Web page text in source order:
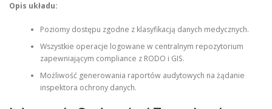
Opis układu:
Poziomy dostępu zgodne z klasyfikacją danych medycznych.
Wszystkie operacje logowane w centralnym repozytorium
zapewniającym compliance z RODO i GIS.
Możliwość generowania raportów audytowych na żądanie
inspektora ochrony danych.